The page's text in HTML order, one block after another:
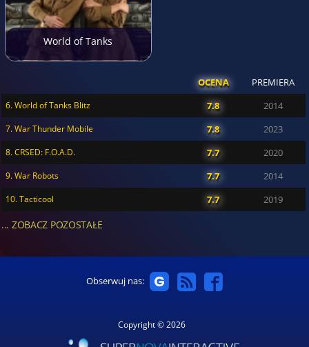
World of Tanks
OCENA PREMIERA
6. World of Tanks Blitz 7.8 2014
7. War Thunder Mobile 7.8 2023
8. CRSED: F.O.A.D. 7.7 2020
9. War Robots 7.7 2014
10. Tacticool 7.7 2019
... ZOBACZ POZOSTAŁE
Obserwuj nas:
Copyright © 2026